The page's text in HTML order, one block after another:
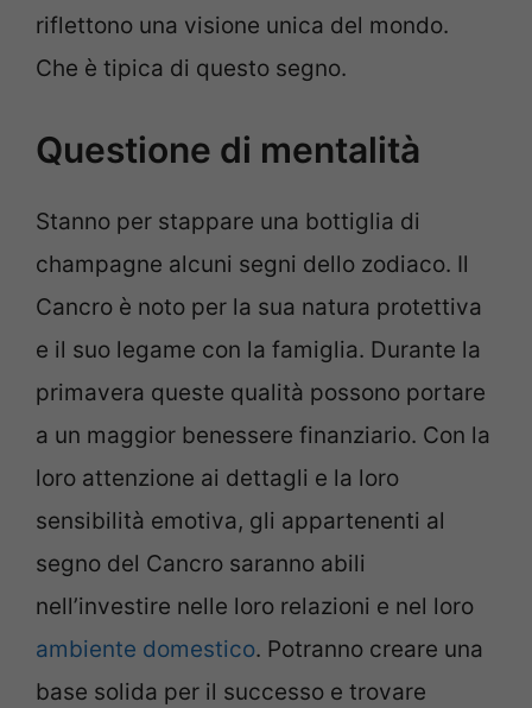
riflettono una visione unica del mondo.
Che è tipica di questo segno.
Questione di mentalità
Stanno per stappare una bottiglia di
champagne alcuni segni dello zodiaco. Il
Cancro è noto per la sua natura protettiva
e il suo legame con la famiglia. Durante la
primavera queste qualità possono portare
a un maggior benessere finanziario. Con la
loro attenzione ai dettagli e la loro
sensibilità emotiva, gli appartenenti al
segno del Cancro saranno abili
nell’investire nelle loro relazioni e nel loro
ambiente domestico. Potranno creare una
base solida per il successo e trovare